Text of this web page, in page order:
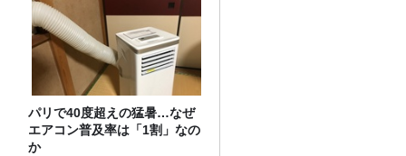
パリで40度超えの猛暑…なぜ
エアコン普及率は「1割」なの
か